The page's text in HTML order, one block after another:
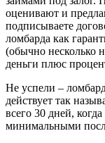
оценивают и
подписываете
ломбарда как
(обычно несколько
деньги плюс
Не успели –
действует так
всего 30 дней,
минимальными